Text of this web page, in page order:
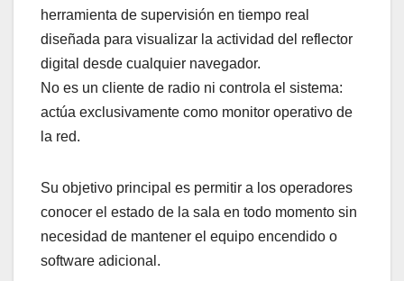
herramienta de supervisión en tiempo real
diseñada para visualizar la actividad del reflector
digital desde cualquier navegador.
No es un cliente de radio ni controla el sistema:
actúa exclusivamente como monitor operativo de
la red.
Su objetivo principal es permitir a los operadores
conocer el estado de la sala en todo momento sin
necesidad de mantener el equipo encendido o
software adicional.